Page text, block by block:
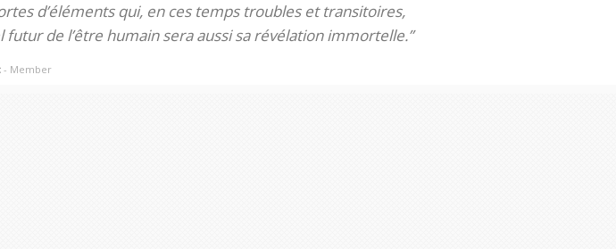
d’éléments qui, en ces temps troubles et transitoires,
de l’être humain sera aussi sa révélation immortelle.”
- Member